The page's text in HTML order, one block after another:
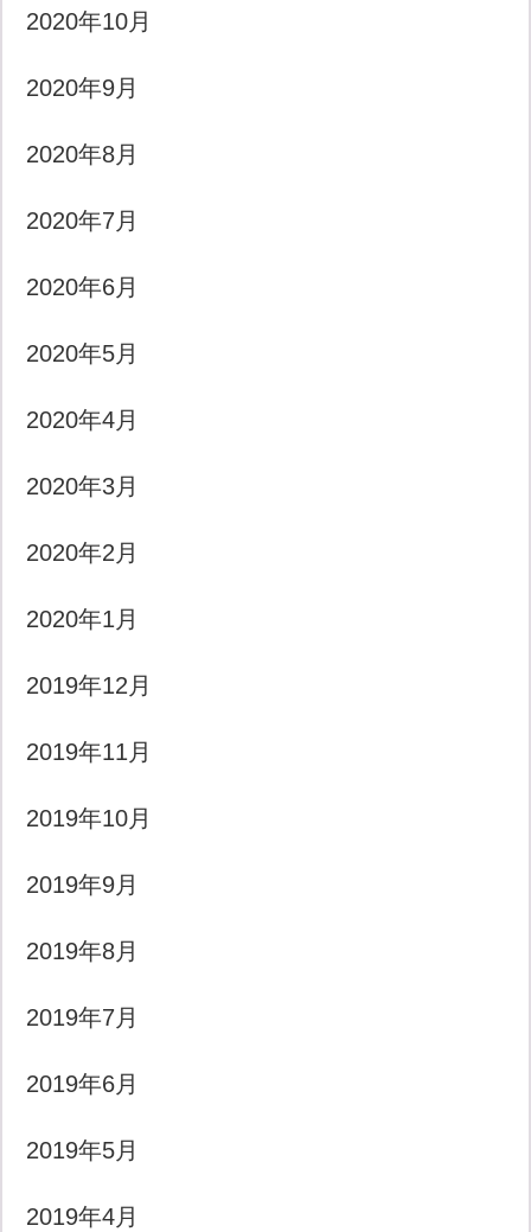
2020年10月
2020年9月
2020年8月
2020年7月
2020年6月
2020年5月
2020年4月
2020年3月
2020年2月
2020年1月
2019年12月
2019年11月
2019年10月
2019年9月
2019年8月
2019年7月
2019年6月
2019年5月
2019年4月